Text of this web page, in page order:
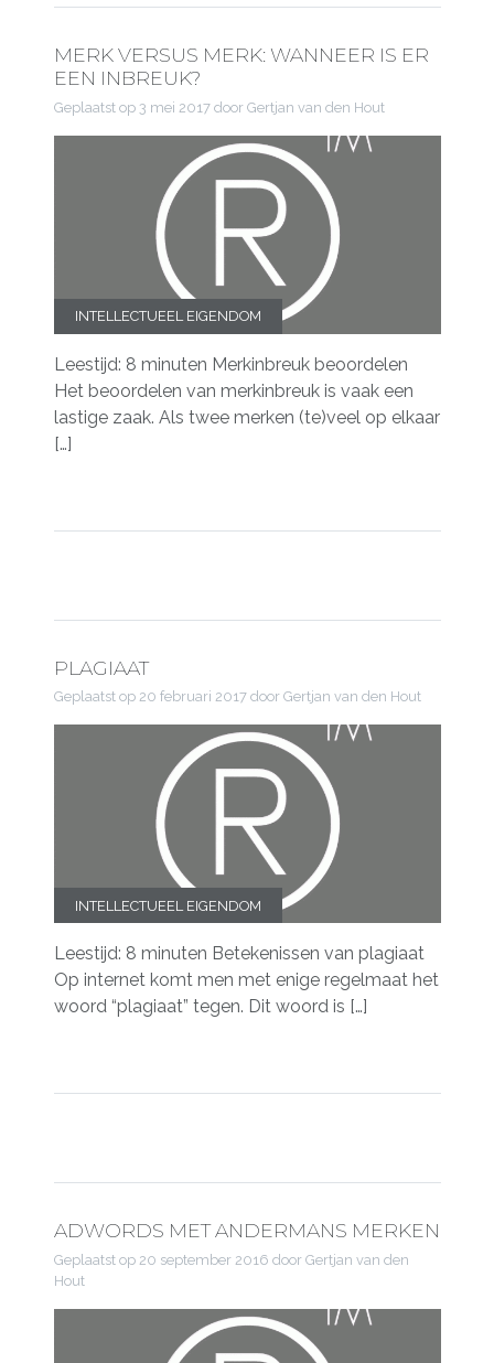
MERK VERSUS MERK: WANNEER IS ER
EEN INBREUK?
Geplaatst op 3 mei 2017door Gertjan van den Hout
INTELLECTUEEL EIGENDOM
Leestijd: 8 minuten Merkinbreuk beoordelen
Het beoordelen van merkinbreuk is vaak een
lastige zaak. Als twee merken (te)veel op elkaar
[…]
PLAGIAAT
Geplaatst op 20 februari 2017door Gertjan van den Hout
INTELLECTUEEL EIGENDOM
Leestijd: 8 minuten Betekenissen van plagiaat
Op internet komt men met enige regelmaat het
woord “plagiaat” tegen. Dit woord is […]
ADWORDS MET ANDERMANS MERKEN
Geplaatst op 20 september 2016 door Gertjan van den
Hout